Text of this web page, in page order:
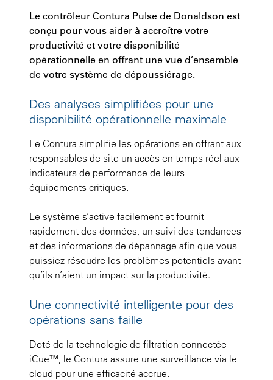
Le contrôleur Contura Pulse de Donaldson est
conçu pour vous aider à accroître votre
productivité et votre disponibilité
opérationnelle en offrant une vue d’ensemble
de votre système de dépoussiérage.
Des analyses simplifiées pour une
disponibilité opérationnelle maximale
Le Contura simplifie les opérations en offrant aux
responsables de site un accès en temps réel aux
indicateurs de performance de leurs
équipements critiques.
Le système s’active facilement et fournit
rapidement des données, un suivi des tendances
et des informations de dépannage afin que vous
puissiez résoudre les problèmes potentiels avant
qu’ils n’aient un impact sur la productivité.
Une connectivité intelligente pour des
opérations sans faille
Doté de la technologie de filtration connectée
iCue™, le Contura assure une surveillance via le
cloud pour une efficacité accrue.